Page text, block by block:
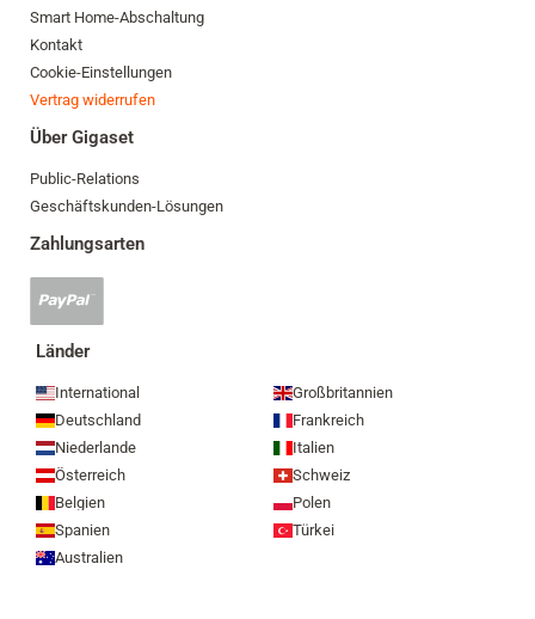
Smart Home-Abschaltung
Kontakt
Cookie-Einstellungen
Vertrag widerrufen
Über Gigaset
Public-Relations
Geschäftskunden-Lösungen
Zahlungsarten
Zahlung
Länder
International
Großbritannien
Deutschland
Frankreich
Niederlande
Italien
Österreich
Schweiz
Belgien
Polen
Spanien
Türkei
Australien